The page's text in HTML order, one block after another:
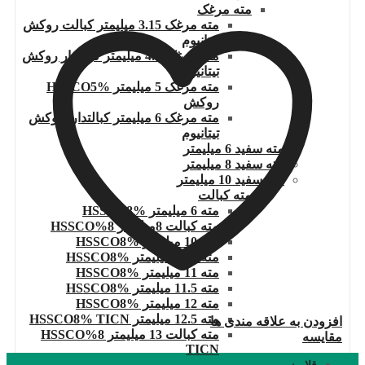
مته مرغک
مته مرغک 3.15 میلیمتر کبالت روکش
تیتانیوم
مته مرغک 4.0 میلیمتر کبالتدار روکش
تیتانیوم
مته مرغک 5 میلیمتر HSSCO5%
روکش
مته مرغک 6 میلیمتر کبالتدار .روکش
تیتانیوم
مته سفید 6 میلیمتر
مته سفید 8 میلیمتر
مته سفید 10 میلیمتر
مته کبالت
مته 6 میلیمتر HSSCO8%
مته کبالت 8میلیمتر 8%HSSCO
مته 10 میلیمتر HSSCO8%
مته 10.5 میلیمتر HSSCO8%
مته 11 میلیمتر HSSCO8%
مته 11.5 میلیمتر HSSCO8%
مته 12 میلیمتر HSSCO8%
مته 12.5 میلیمتر HSSCO8% TICN
مته کبالت 13 میلیمتر 8%HSSCO
TICN
افزودن به علاقه مندی ها
مقایسه